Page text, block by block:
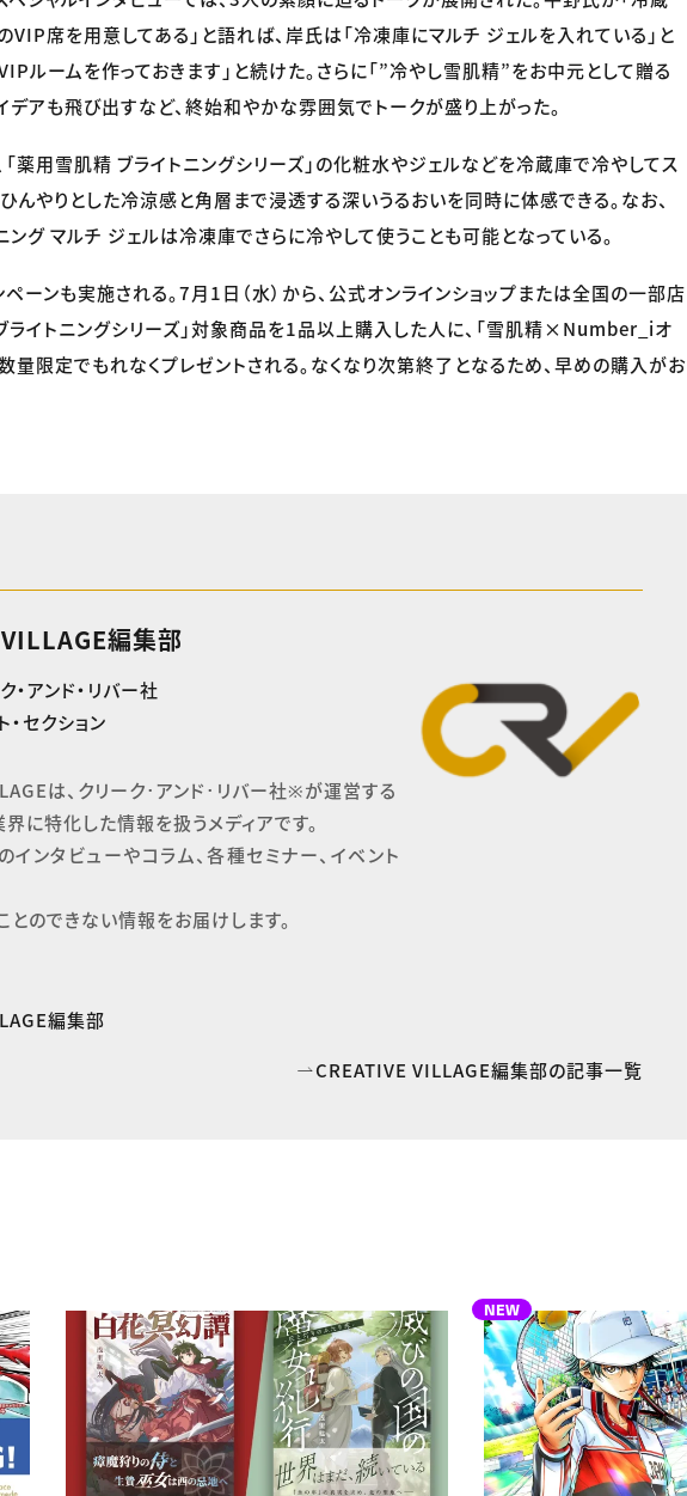
席を用意してある」と語れば、岸氏は「冷凍庫にマルチ ジェルを入れている」と
ルームを作っておきます」と続けた。さらに「”冷やし雪肌精”をお中元として贈る
デアも飛び出すなど、終始和やかな雰囲気でトークが盛り上がった。
薬用雪肌精 ブライトニングシリーズ」の化粧水やジェルなどを冷蔵庫で冷やしてス
んやりとした冷涼感と角層まで浸透する深いうるおいを同時に体感できる。なお、
グ マルチ ジェルは冷凍庫でさらに冷やして使うことも可能となっている。
ーンも実施される。7月1日（水）から、公式オンラインショップまたは全国の一部店
ライトニングシリーズ」対象商品を1品以上購入した人に、「雪肌精×Number_iオ
量限定でもれなくプレゼントされる。なくなり次第終了となるため、早めの購入がお
編集部
アンド・リバー社
セクション
は、クリーク･アンド･リバー社※が運営する
界に特化した情報を扱うメディアです。
インタビューやコラム、各種セミナー、イベント
とのできない情報をお届けします。
編集部
CREATIVE VILLAGE編集部の記事一覧
NEW